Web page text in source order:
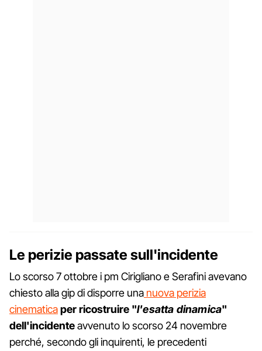
Le perizie passate sull'incidente
Lo scorso 7 ottobre i pm Cirigliano e Serafini avevano
chiesto alla gip di disporre una nuova perizia
cinematicaper ricostruire "l'esatta dinamica"
dell'incidenteavvenuto lo scorso 24 novembre
perché, secondo gli inquirenti, le precedenti